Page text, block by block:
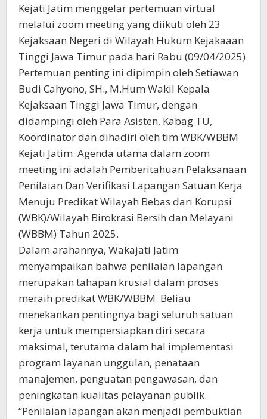
Kejati Jatim menggelar pertemuan virtual
melalui zoom meeting yang diikuti oleh 23
Kejaksaan Negeri di Wilayah Hukum Kejakaaan
Tinggi Jawa Timur pada hari Rabu (09/04/2025)
Pertemuan penting ini dipimpin oleh Setiawan
Budi Cahyono, SH., M.Hum Wakil Kepala
Kejaksaan Tinggi Jawa Timur, dengan
didampingi oleh Para Asisten, Kabag TU,
Koordinator dan dihadiri oleh tim WBK/WBBM
Kejati Jatim. Agenda utama dalam zoom
meeting ini adalah Pemberitahuan Pelaksanaan
Penilaian Dan Verifikasi Lapangan Satuan Kerja
Menuju Predikat Wilayah Bebas dari Korupsi
(WBK)/Wilayah Birokrasi Bersih dan Melayani
(WBBM) Tahun 2025.
Dalam arahannya, Wakajati Jatim
menyampaikan bahwa penilaian lapangan
merupakan tahapan krusial dalam proses
meraih predikat WBK/WBBM. Beliau
menekankan pentingnya bagi seluruh satuan
kerja untuk mempersiapkan diri secara
maksimal, terutama dalam hal implementasi
program layanan unggulan, penataan
manajemen, penguatan pengawasan, dan
peningkatan kualitas pelayanan publik.
“Penilaian lapangan akan menjadi pembuktian